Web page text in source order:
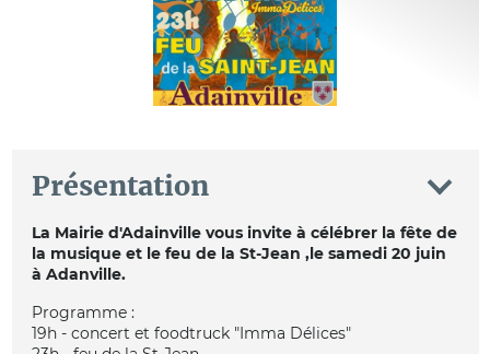
Présentation
La Mairie d'Adainville vous invite à célébrer la fête de
la musique et le feu de la St-Jean ,le samedi 20 juin
à Adanville.
Programme :
19h - concert et foodtruck "Imma Délices"